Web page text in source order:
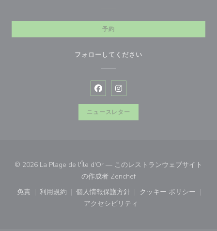
予約
フォローしてください
Facebook ((新しいウィンドウで
Instagram ((新しいウィンド
ニュースレター
© 2026 La Plage de l'Île d'Or — このレストランウェブサイト
の作成者 Zenchef((新しいウィンドウで開き
免責
((新しいウィンドウで開きます))
利用規約
((新しいウィンドウで開きます))
個人情報保護方針
((新しいウィンドウで開きます))
クッキー ポリシー
((新しいウィ
アクセシビリティ
((新しいウィンドウで開きます))